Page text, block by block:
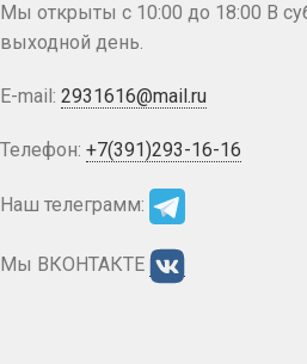
Мы открыты с 10:00 до 18:00 В
выходной день.
E-mail: 2931616@mail.ru
Телефон: +7(391)293-16-16
Наш телеграмм:
Мы ВКОНТАКТЕ